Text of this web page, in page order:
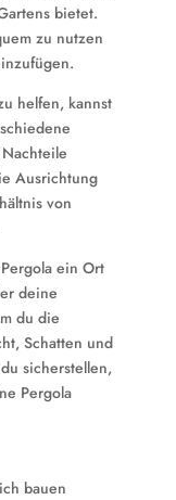
bietet.
zu nutzen
helfen, kannst
Ausrichtung
von
ein Ort
deine
du die
Schatten und
sicherstellen,
Pergola
bauen